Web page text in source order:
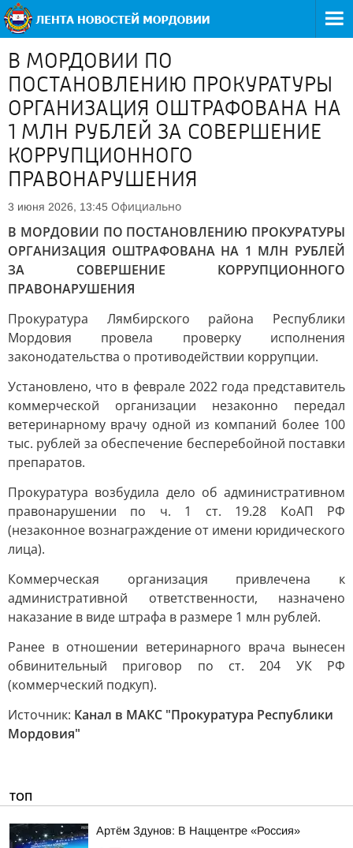
В МОРДОВИИ ПО
ПОСТАНОВЛЕНИЮ ПРОКУРАТУРЫ
ОРГАНИЗАЦИЯ ОШТРАФОВАНА НА
1 МЛН РУБЛЕЙ ЗА СОВЕРШЕНИЕ
КОРРУПЦИОННОГО
ПРАВОНАРУШЕНИЯ
3 июня 2026, 13:45 Официально
В МОРДОВИИ ПО ПОСТАНОВЛЕНИЮ ПРОКУРАТУРЫ
ОРГАНИЗАЦИЯ ОШТРАФОВАНА НА 1 МЛН РУБЛЕЙ
ЗА СОВЕРШЕНИЕ КОРРУПЦИОННОГО
ПРАВОНАРУШЕНИЯ
Прокуратура Лямбирского района Республики
Мордовия провела проверку исполнения
законодательства о противодействии коррупции.
Установлено, что в феврале 2022 года представитель
коммерческой организации незаконно передал
ветеринарному врачу одной из компаний более 100
тыс. рублей за обеспечение бесперебойной поставки
препаратов.
Прокуратура возбудила дело об административном
правонарушении по ч. 1 ст. 19.28 КоАП РФ
(незаконное вознаграждение от имени юридического
лица).
Коммерческая организация привлечена к
административной ответственности, назначено
наказание в виде штрафа в размере 1 млн рублей.
Ранее в отношении ветеринарного врача вынесен
обвинительный приговор по ст. 204 УК РФ
(коммерческий подкуп).
Источник: Канал в МАКС "Прокуратура Республики
Мордовия"
ТОП
Артём Здунов: В Наццентре «Россия»